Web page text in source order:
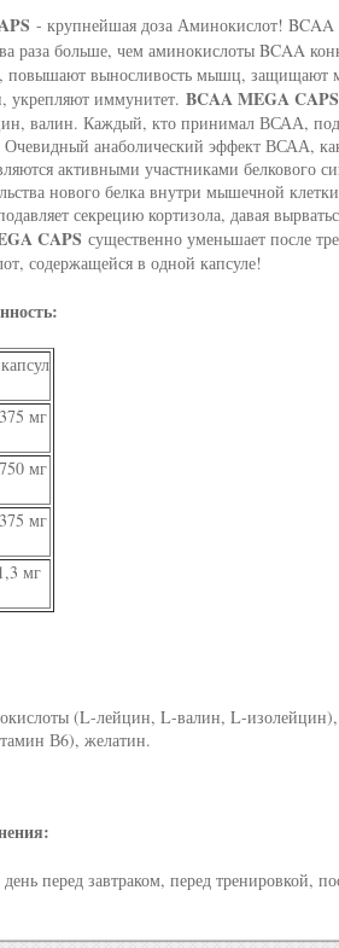
- крупнейшая доза Аминокислот!
раза больше, чем аминокислоты BCAA
повышают выносливость мышц,
укрепляют иммунитет. BCAA MEGA CAPS
валин. Каждый, кто принимал ВСАА,
анаболический эффект ВСАА, как
активными участниками белкового
нового белка внутри мышечной
секрецию кортизола, давая
CAPS существенно уменьшает после
содержащейся в одной капсуле!
мг
мг
мг
1,3 мг
(L-лейцин, L-валин, L-изолейцин),
В6), желатин.
день перед завтраком, перед тренировкой,